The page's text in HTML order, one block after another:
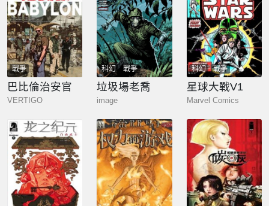
戰爭
巴比倫治安官
VERTIGO
科幻 戰爭
垃圾場老喬
image
科幻 戰爭
星球大戰V1
Marvel Comics